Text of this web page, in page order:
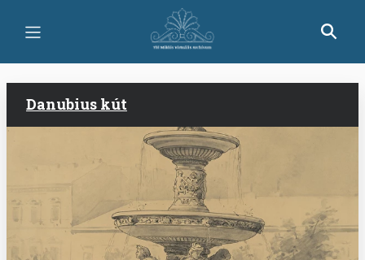
tartalomra
Danubius kút